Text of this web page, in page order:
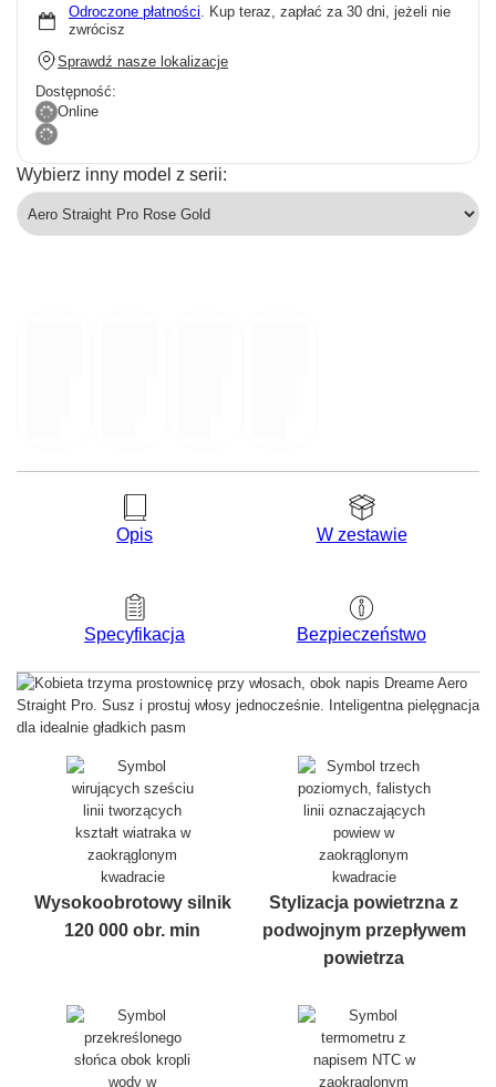
Odroczone płatności. Kup teraz, zapłać za 30 dni, jeżeli nie
zwrócisz
Sprawdź nasze lokalizacje
Dostępność:
Online
Wybierz inny model z serii:
Opis W zestawie
Specyfikacja Bezpieczeństwo
Wysokoobrotowy silnik
120 000 obr. min
Stylizacja powietrzna z
podwojnym przepływem
powietrza